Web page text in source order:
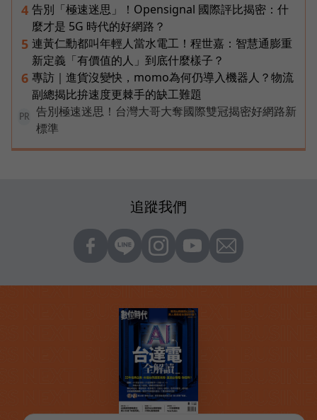
4 告別「極速迷思」！Opensignal 國際評比揭密：什
麼才是 5G 時代的好網路？
5 連黃仁勳都叫年輕人當水電工！程世嘉：智慧通膨重
新定義「有價值的人」到底什麼樣子？
6 專訪｜進貨沒變快，momo為何仍導入機器人？物流
副總揭比拚速度更棘手的缺工難題
PR
告別極速迷思！台灣大哥大奪國際雙冠揭密好網路新
標準
追蹤我們